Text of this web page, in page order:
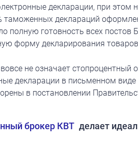
декларации, при этом
таможенных деклараций
полную готовность всех
форму декларирования
не означает
декларации в письменном
в постановлении
брокер КВТ делает